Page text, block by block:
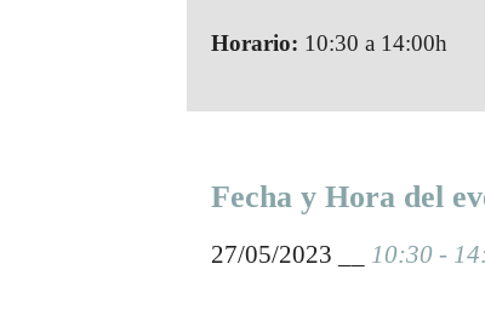
Horario: 10:30 a 14:00h
Fecha y Hora del
27/05/2023 __ 10:30 -